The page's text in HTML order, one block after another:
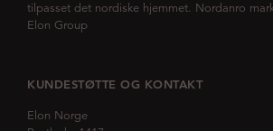
tilpasset det nordiske hjemmet. Nordanro
Elon Group
KUNDESTØTTE OG KONTAKT
Elon Norge